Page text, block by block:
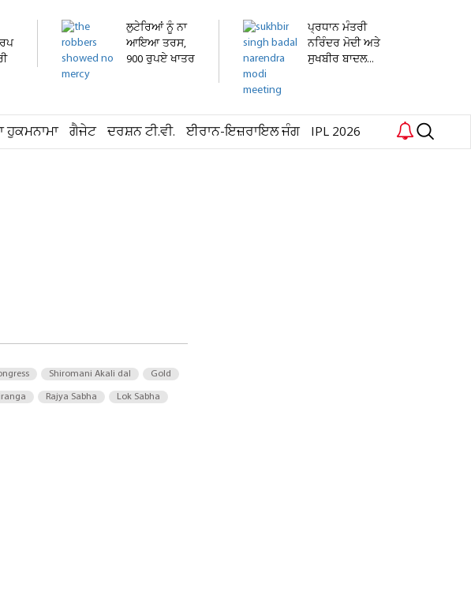
ਲੁਟੇਰਿਆਂ ਨੂੰ ਨਾ
ਆਇਆ ਤਰਸ,
900 ਰੁਪਏ ਖਾਤਰ
ਪ੍ਰਧਾਨ ਮੰਤਰੀ
ਨਰਿੰਦਰ ਮੋਦੀ ਅਤੇ
ਸੁਖਬੀਰ ਬਾਦਲ...
ਹੁਕਮਨਾਮਾ ਗੈਜੇਟ ਦਰਸ਼ਨ ਟੀ.ਵੀ. ਈਰਾਨ-ਇਜ਼ਰਾਇਲ ਜੰਗ IPL 2026
Shiromani Akali dal Gold
Rajya Sabha Lok Sabha